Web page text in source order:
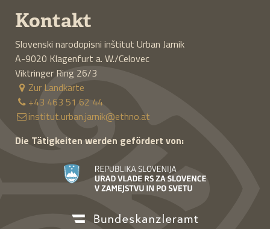
Kontakt
Slovenski narodopisni inštitut Urban Jarnik
A-9020 Klagenfurt a. W./Celovec
Viktringer Ring 26/3
Zur Landkarte
+43 463 51 62 44
institut.urban.jarnik@ethno.at
Die Tätigkeiten werden gefördert von: